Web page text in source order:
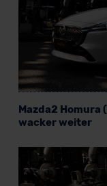
Mazda2 Homura
wacker weiter